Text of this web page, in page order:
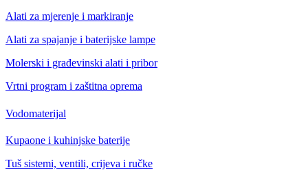
Alati za mjerenje i markiranje
Alati za spajanje i baterijske lampe
Molerski i građevinski alati i pribor
Vrtni program i zaštitna oprema
Vodomaterijal
Kupaone i kuhinjske baterije
Tuš sistemi, ventili, crijeva i ručke